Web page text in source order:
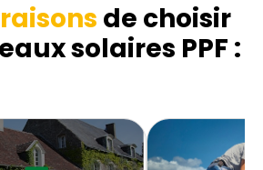
de choisir
solaires PPF :